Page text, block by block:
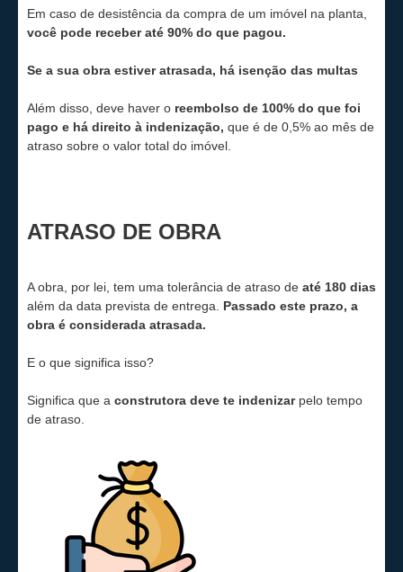
Em caso de desistência da compra de um imóvel na planta,
você pode receber até 90% do que pagou.
Se a sua obra estiver atrasada, há isenção das multas
Além disso, deve haver o reembolso de 100% do que foi
pago e há direito à indenização, que é de 0,5% ao mês de
atraso sobre o valor total do imóvel.
ATRASO DE OBRA
A obra, por lei, tem uma tolerância de atraso de até 180 dias
além da data prevista de entrega. Passado este prazo, a
obra é considerada atrasada.
E o que significa isso?
Significa que a construtora deve te indenizarpelo tempo
de atraso.